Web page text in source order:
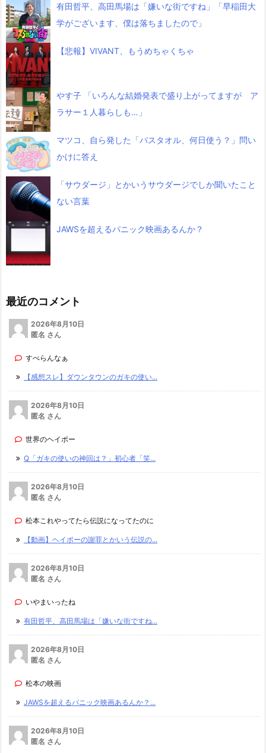
有田哲平、高田馬場は「嫌いな街ですね」「早稲田大
学がございます、僕は落ちましたので」
【悲報】VIVANT、もうめちゃくちゃ
やす子 「いろんな結婚発表で盛り上がってますが ア
ラサー１人暮らしも…」
マツコ、自ら発した「バスタオル、何日使う？」問い
かけに答え
「サウダージ」とかいうサウダージでしか聞いたこと
ない言葉
JAWSを超えるパニック映画あるんか？
最近のコメント
2026年8月10日
匿名 さん
すべらんなぁ
【感想スレ】ダウンタウンのガキの使い...
2026年8月10日
匿名 さん
世界のヘイポー
Q「ガキの使いの神回は？」初心者「笑...
2026年8月10日
匿名 さん
松本これやってたら伝説になってたのに
【動画】ヘイポーの謝罪とかいう伝説の...
2026年8月10日
匿名 さん
いやまいったね
有田哲平、高田馬場は「嫌いな街ですね...
2026年8月10日
匿名 さん
松本の映画
JAWSを超えるパニック映画あるんか？...
2026年8月10日
匿名 さん